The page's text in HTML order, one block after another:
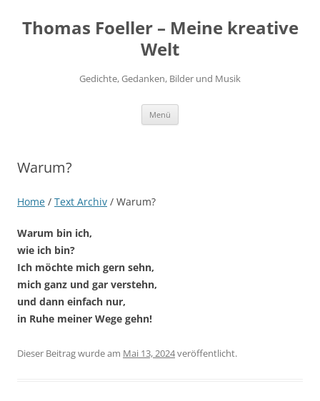
Thomas Foeller – Meine kreative
Welt
Gedichte, Gedanken, Bilder und Musik
Menü
Warum?
Home / Text Archiv / Warum?
Warum bin ich,
wie ich bin?
Ich möchte mich gern sehn,
mich ganz und gar verstehn,
und dann einfach nur,
in Ruhe meiner Wege gehn!
Dieser Beitrag wurdeam Mai 13, 2024veröffentlicht.